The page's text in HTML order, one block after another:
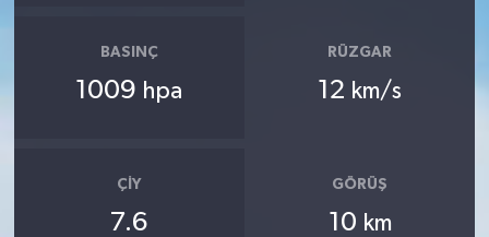
BASINÇ
1009 hpa
RÜZGAR
12 km/s
ÇIY
7.6
GÖRÜŞ
10 km